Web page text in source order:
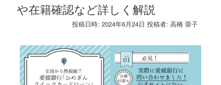
や在籍確認など詳しく解説
投稿日時:2024年6月24日 投稿者:高橋 蓉子